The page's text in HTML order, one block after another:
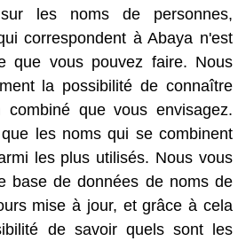
les noms de personnes,
correspondent à Abaya n'est
que vous pouvez faire. Nous
la possibilité de connaître
combiné que vous envisagez.
les noms qui se combinent
les plus utilisés. Nous vous
base de données de noms de
mise à jour, et grâce à cela
de savoir quels sont les